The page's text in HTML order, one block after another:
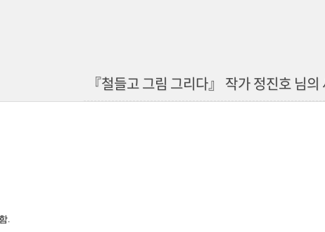
『철들고 그림 그리다』 작가 정진호 님의
.